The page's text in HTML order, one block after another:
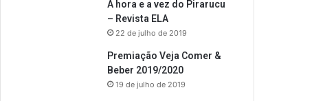
A hora e a vez do Pirarucu
– Revista ELA
22 de julho de 2019
Premiação Veja Comer &
Beber 2019/2020
19 de julho de 2019